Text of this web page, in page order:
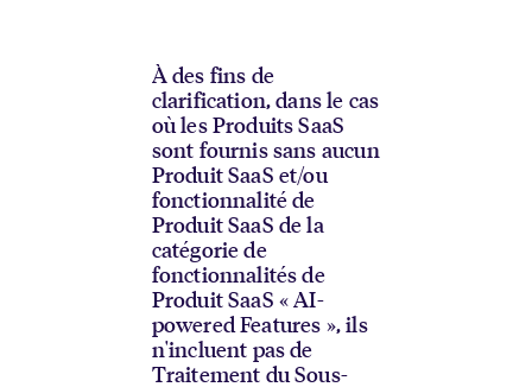
À des fins de
clarification, dans le cas
où les Produits SaaS
sont fournis sans aucun
Produit SaaS et/ou
fonctionnalité de
Produit SaaS de la
catégorie de
fonctionnalités de
Produit SaaS « AI-
powered Features », ils
n'incluent pas de
Traitement du Sous-